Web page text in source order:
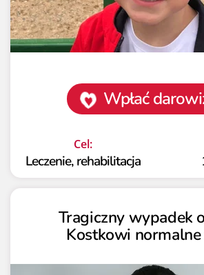
Wpłać
Cel:
Leczenie, rehabilitacja
Tragiczny wypadek
Kostkowi normalne